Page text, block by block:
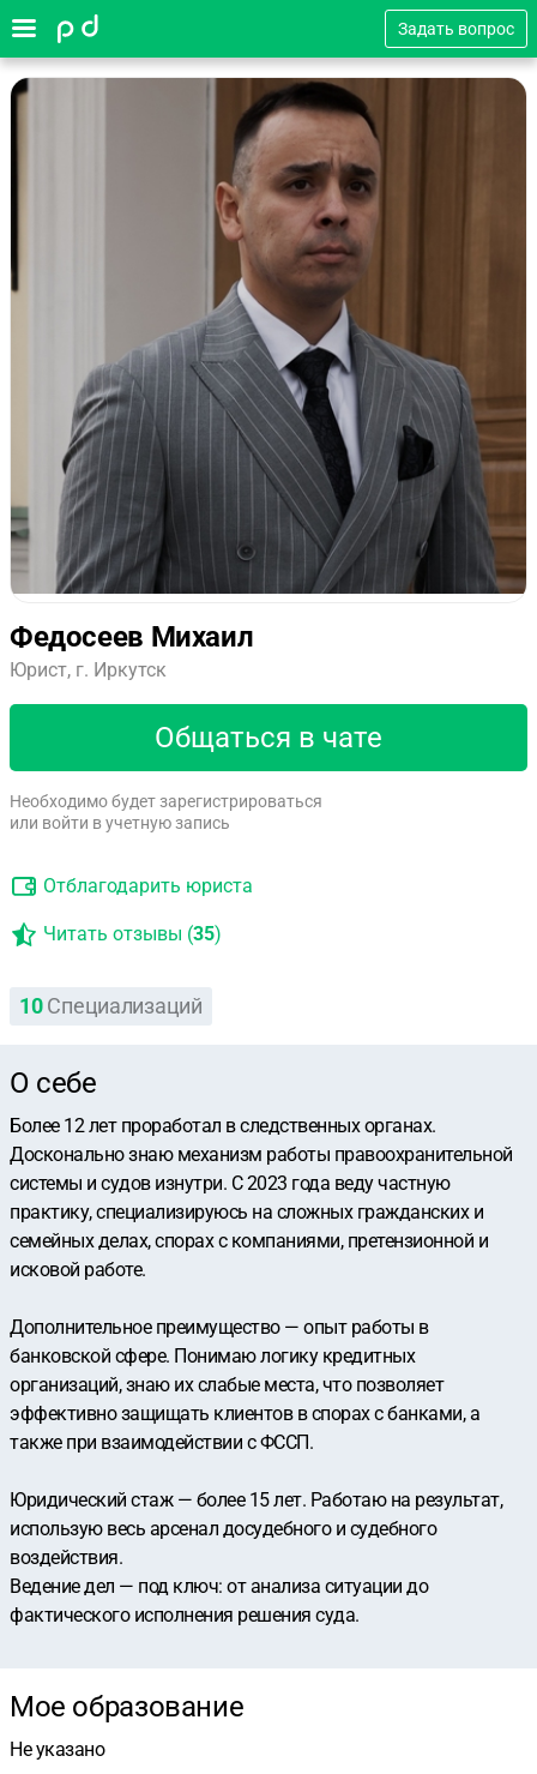
Задать вопрос
Федосеев Михаил
Юрист, г. Иркутск
Общаться в чате
Необходимо будет зарегистрироваться
или войти в учетную запись
Отблагодарить юриста
Читать отзывы (35)
10 Специализаций
О себе
Более 12 лет проработал в следственных органах.
Досконально знаю механизм работы правоохранительной
системы и судов изнутри. С 2023 года веду частную
практику, специализируюсь на сложных гражданских и
семейных делах, спорах с компаниями, претензионной и
исковой работе.
Дополнительное преимущество — опыт работы в
банковской сфере. Понимаю логику кредитных
организаций, знаю их слабые места, что позволяет
эффективно защищать клиентов в спорах с банками, а
также при взаимодействии с ФССП.
Юридический стаж — более 15 лет. Работаю на результат,
использую весь арсенал досудебного и судебного
воздействия.
Ведение дел — под ключ: от анализа ситуации до
фактического исполнения решения суда.
Мое образование
Не указано